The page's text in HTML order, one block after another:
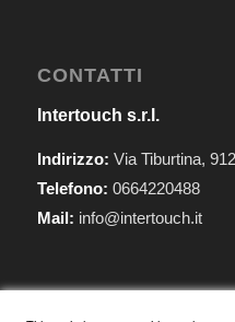
CONTATTI
Intertouch s.r.l.
Indirizzo: Via Tiburtina, 912
Telefono: 0664220488
Mail: info@intertouch.it